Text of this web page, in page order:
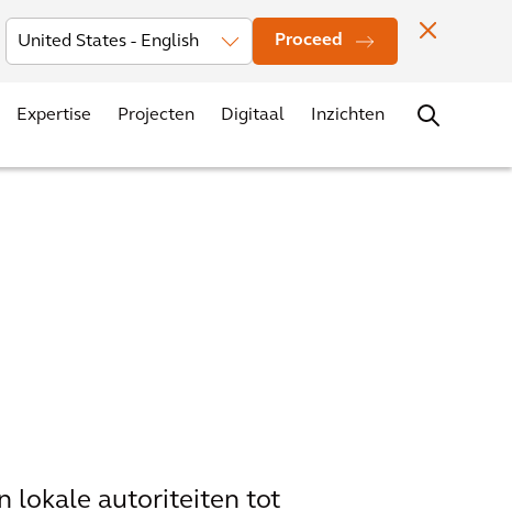
Proceed
Nieuws Evenementen Vestigingen Contact
Expertise Projecten Digitaal Inzichten
lokale autoriteiten tot